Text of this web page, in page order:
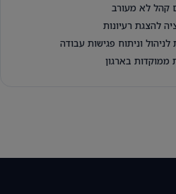
קהל לא מעורב
להצגת רעיונות
וניתוח פגישות עבודה
ממוקדות בארגון